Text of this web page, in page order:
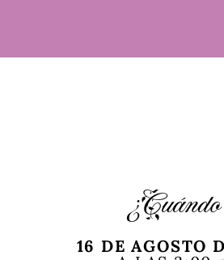
16 DE AGOSTO